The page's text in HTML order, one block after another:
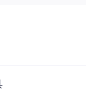
。
充足的CPU熵，